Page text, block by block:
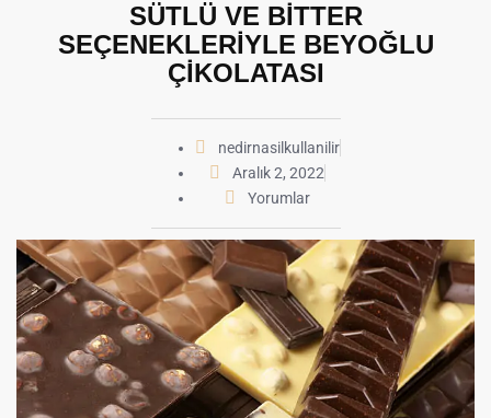
SÜTLÜ VE BİTTER
SEÇENEKLERİYLE BEYOĞLU
ÇİKOLATASI
nedirnasilkullanilir
Aralık 2, 2022
Yorumlar